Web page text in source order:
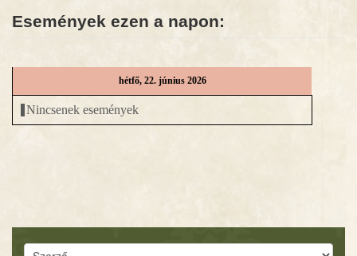
HÍREK
EGYHÁZMEGYE
Események ezen a napon:
hétfő, 22. június 2026
Nincsenek események
Keresés